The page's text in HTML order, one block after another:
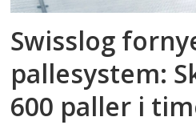
Swisslog
pallesystem:
600 paller i